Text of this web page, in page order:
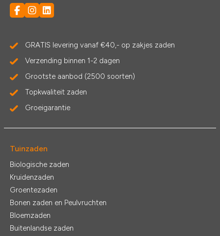
GRATIS levering vanaf €40,- op zakjes zaden
Verzending binnen 1-2 dagen
Grootste aanbod (2500 soorten)
Topkwaliteit zaden
Groeigarantie
Tuinzaden
Biologische zaden
Kruidenzaden
Groentezaden
Bonen zaden en Peulvruchten
Bloemzaden
Buitenlandse zaden